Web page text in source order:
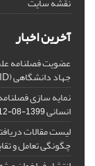
آخرین اخبار
عضویت فصلنامه
جهاد دانشگاهی (SID)
نمایه سازی
انسانی1399-08-12
لیست مقالات
چگونگی تعامل و